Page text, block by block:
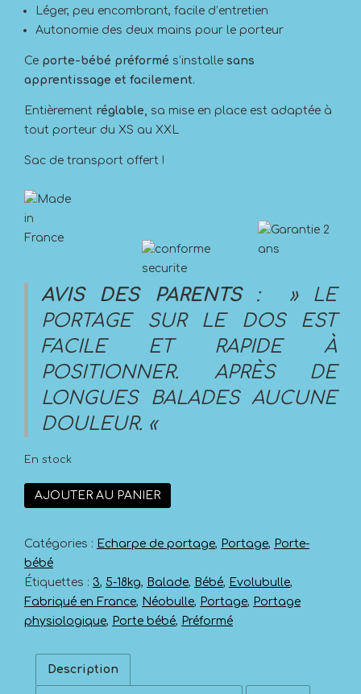
Léger, peu encombrant, facile d’entretien
Autonomie des deux mains pour le porteur
Ce porte-bébé préformé s’installe sans
apprentissage et facilement.
Entièrement réglable,
sa mise en place est adaptée à
tout porteur du XS au XXL
Sac de transport offert !
AVIS DES PARENTS: » LE
PORTAGE SUR LE DOS EST
FACILE ET RAPIDE À
POSITIONNER. APRÈS DE
LONGUES BALADES AUCUNE
DOULEUR. «
En stock
quantité
de
physiologique
3,5-
18
AJOUTER AU PANIER
Catégories : Echarpe de portage, Portage, Porte-
bébé
Étiquettes : 3, 5-18kg, Balade, Bébé, Evolubulle,
Fabriqué en France, Néobulle, Portage, Portage
physiologique, Porte bébé, Préformé
Description